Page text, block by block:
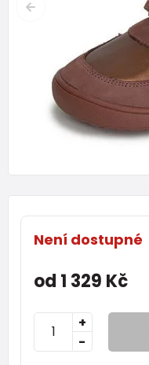
Není dostupné
od 1 329 Kč
-
+